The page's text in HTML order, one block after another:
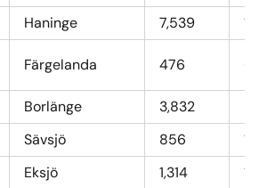
Haninge 7,539
Färgelanda 476
Borlänge 3,832
Sävsjö 856
Eksjö 1,314